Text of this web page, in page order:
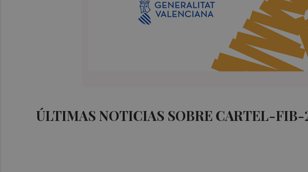
ÚLTIMAS NOTICIAS SOBRE CARTEL-